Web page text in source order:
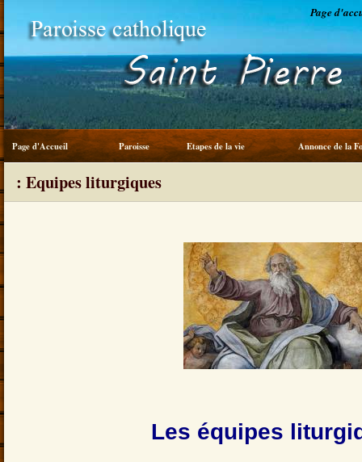
Page
Page d'Accueil Paroisse Etapes de la vie Annonce de la
Service du frère
: Equipes liturgiques
Les équipes